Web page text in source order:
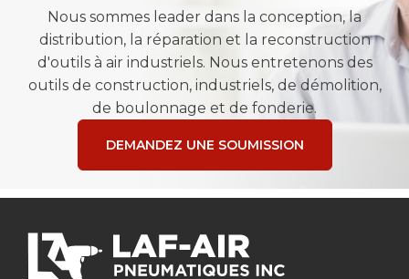
Nous sommes leader dans la conception, la
distribution, la réparation et la reconstruction
d'outils à air industriels. Nous entretenons des
outils de construction, industriels, de démolition,
de boulonnage et de fonderie.
DEMANDEZ UNE SOUMISSION